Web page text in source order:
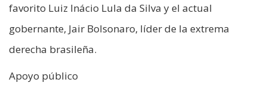
favorito Luiz Inácio Lula da Silva y el actual
gobernante, Jair Bolsonaro, líder de la extrema
derecha brasileña.
Apoyo público